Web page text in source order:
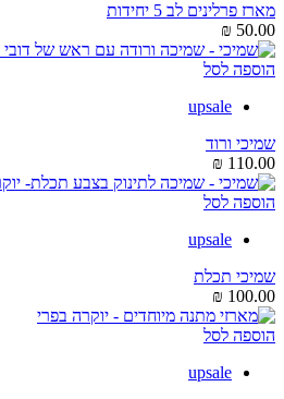
מארז פרלינים לב 5 יחידות
₪ 50.00
הוספה לסל
upsale
שמיכי ורוד
₪ 110.00
הוספה לסל
upsale
שמיכי תכלת
₪ 100.00
הוספה לסל
upsale